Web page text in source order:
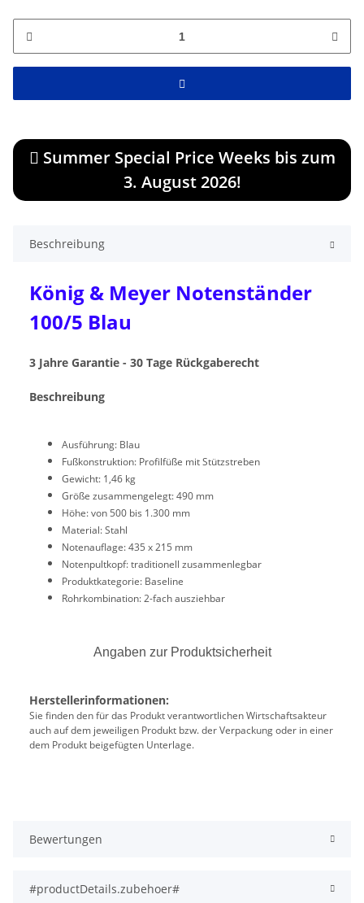
Summer Special Price Weeks bis zum
3. August 2026!
Beschreibung
König & Meyer Notenständer
100/5 Blau
3 Jahre Garantie - 30 Tage Rückgaberecht
Beschreibung
Ausführung: Blau
Fußkonstruktion: Profilfüße mit Stützstreben
Gewicht: 1,46 kg
Größe zusammengelegt: 490 mm
Höhe: von 500 bis 1.300 mm
Material: Stahl
Notenauflage: 435 x 215 mm
Notenpultkopf: traditionell zusammenlegbar
Produktkategorie: Baseline
Rohrkombination: 2-fach ausziehbar
Angaben zur Produktsicherheit
Herstellerinformationen:
Sie finden den für das Produkt verantwortlichen Wirtschaftsakteur
auch auf dem jeweiligen Produkt bzw. der Verpackung oder in einer
dem Produkt beigefügten Unterlage.
Bewertungen
#productDetails.zubehoer#